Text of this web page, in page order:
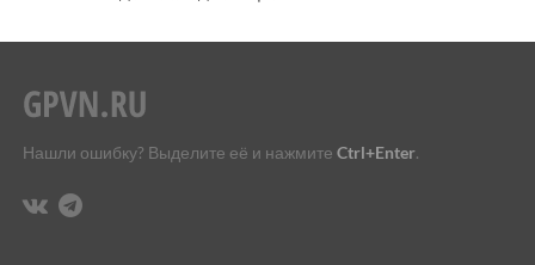
Нашли ошибку? Выделите её и нажмите Ctrl+Enter.